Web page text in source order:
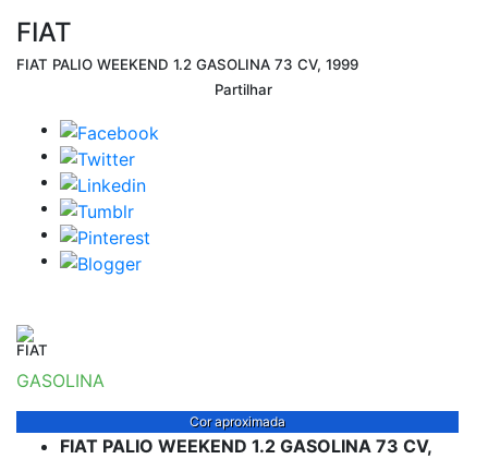
FIAT
FIAT PALIO WEEKEND 1.2 GASOLINA 73 CV, 1999
Partilhar
FIAT
GASOLINA
Cor aproximada
FIAT PALIO WEEKEND 1.2 GASOLINA 73 CV,